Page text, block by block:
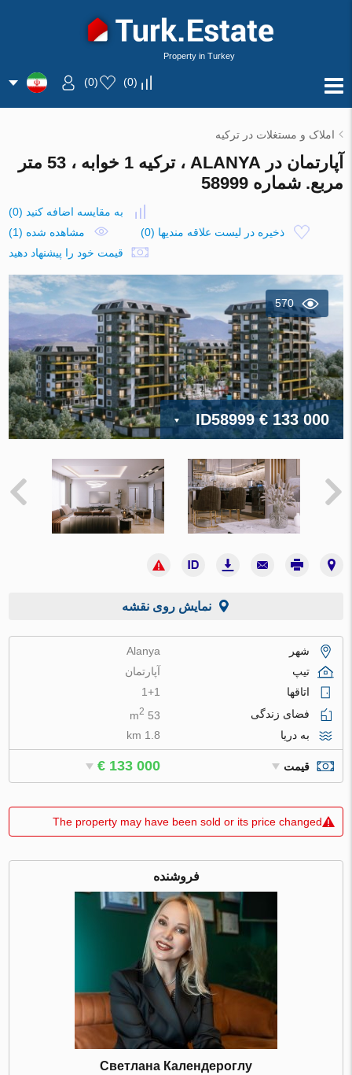
Property in Turkey
(
0
)
(
0
)
املاک و مستغلات در ترکیه
آپارتمان در ALANYA ، ترکیه 1 خوابه ، 53 متر
مربع. شماره 58999
به مقایسه اضافه کنید (
0
)
ذخیره در لیست علاقه مندیها (
0
)
مشاهده شده (1)
قیمت خود را پیشنهاد دهید
570
ID58999€ 133 000
نمایش روی نقشه
شهر
Alanya
تیپ
آپارتمان
اتاقها
1+1
فضای زندگی
53 m
2
به دریا 1.8 km
قیمت € 133 000
The property may have been sold or its price changed
فروشنده
Светлана Календероглу